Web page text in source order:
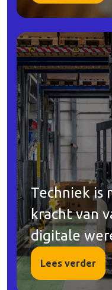
Techniek is
kracht van
digitale
Lees verder